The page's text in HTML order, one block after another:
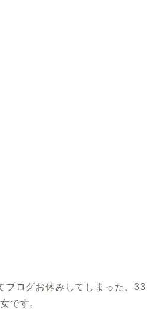
ブログお休みしてしまった、33
です。